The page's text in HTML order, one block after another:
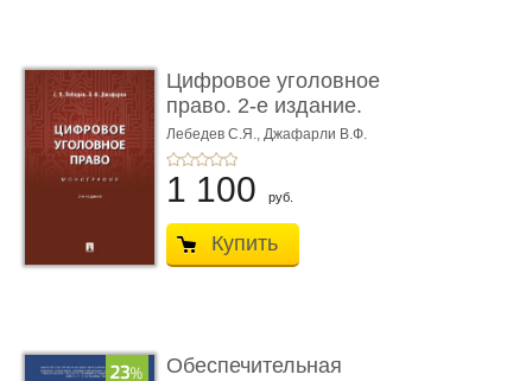
Цифровое уголовное
право. 2-е издание.
Монограф ...
Лебедев С.Я., Джафарли В.Ф.
1 100 руб.
Купить
Обеспечительная